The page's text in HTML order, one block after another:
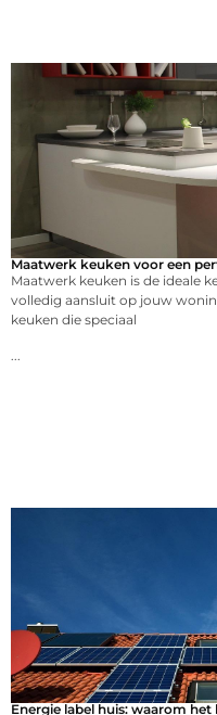
Maatwerk keuken voor een
Maatwerk keuken is de ideale
volledig aansluit op jouw
keuken die speciaal
Energie label huis: waarom